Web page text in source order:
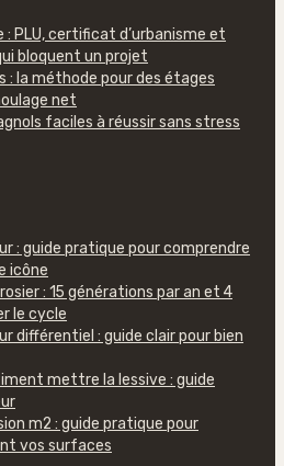
: PLU, certificat d’urbanisme et
bloquent un projet
: la méthode pour des étages
net
faciles à réussir sans stress
: guide pratique pour comprendre
icône
: 15 générations par an et 4
le cycle
différentiel : guide clair pour bien
mettre la lessive : guide
m2 : guide pratique pour
vos surfaces